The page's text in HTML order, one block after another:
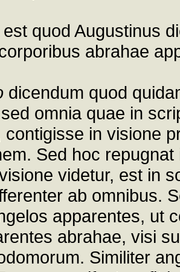
est quod Augustinus
abrahae
dicendum quod
omnia quae in
contigisse in visione
Sed hoc
videtur, est in
ab omnibus.
apparentes, ut
abrahae, visi
Similiter